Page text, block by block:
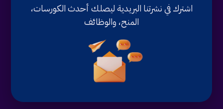
اشترك في نشرتنا البريدية ليصلك أحدث الكورسات،
المنح، والوظائف